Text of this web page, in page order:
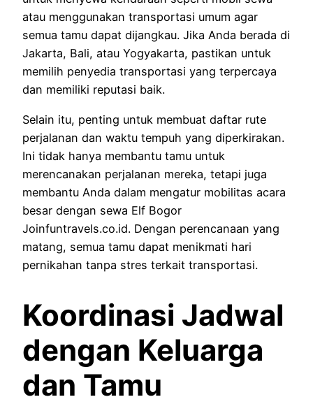
atau menggunakan transportasi umum agar
semua tamu dapat dijangkau. Jika Anda berada di
Jakarta, Bali, atau Yogyakarta, pastikan untuk
memilih penyedia transportasi yang terpercaya
dan memiliki reputasi baik.
Selain itu, penting untuk membuat daftar rute
perjalanan dan waktu tempuh yang diperkirakan.
Ini tidak hanya membantu tamu untuk
merencanakan perjalanan mereka, tetapi juga
membantu Anda dalam mengatur mobilitas acara
besar dengan sewa Elf Bogor
Joinfuntravels.co.id. Dengan perencanaan yang
matang, semua tamu dapat menikmati hari
pernikahan tanpa stres terkait transportasi.
Koordinasi Jadwal
dengan Keluarga
dan Tamu